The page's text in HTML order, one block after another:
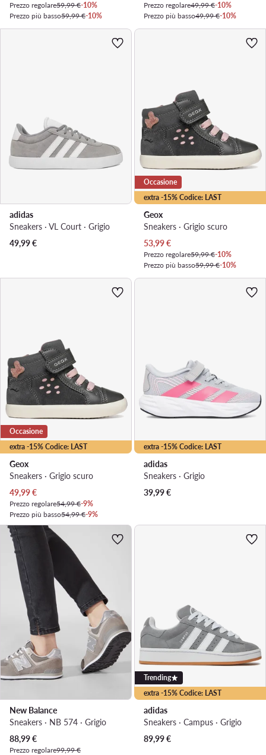
Prezzo regolare59,99 €-10%
Prezzo più basso59,99 €-10%
Prezzo regolare49,99 €-10%
Prezzo più basso49,99 €-10%
adidas
Sneakers · VL Court · Grigio
49,99€
extra -15% Codice: LAST
Occasione
Geox
Sneakers · Grigio scuro
Prezzo attuale
53,99€
Prezzo regolare59,99 €-10%
Prezzo più basso59,99 €-10%
extra -15% Codice: LAST
Occasione
Geox
Sneakers · Grigio scuro
Prezzo attuale
49,99€
Prezzo regolare54,99 €-9%
Prezzo più basso54,99 €-9%
extra -15% Codice: LAST
adidas
Sneakers · Grigio
39,99€
New Balance
Sneakers · NB 574 · Grigio
Prezzo attuale
88,99€
Prezzo regolare99,99 €
extra -15% Codice: LAST
Trending
adidas
Sneakers · Campus · Grigio
89,99€